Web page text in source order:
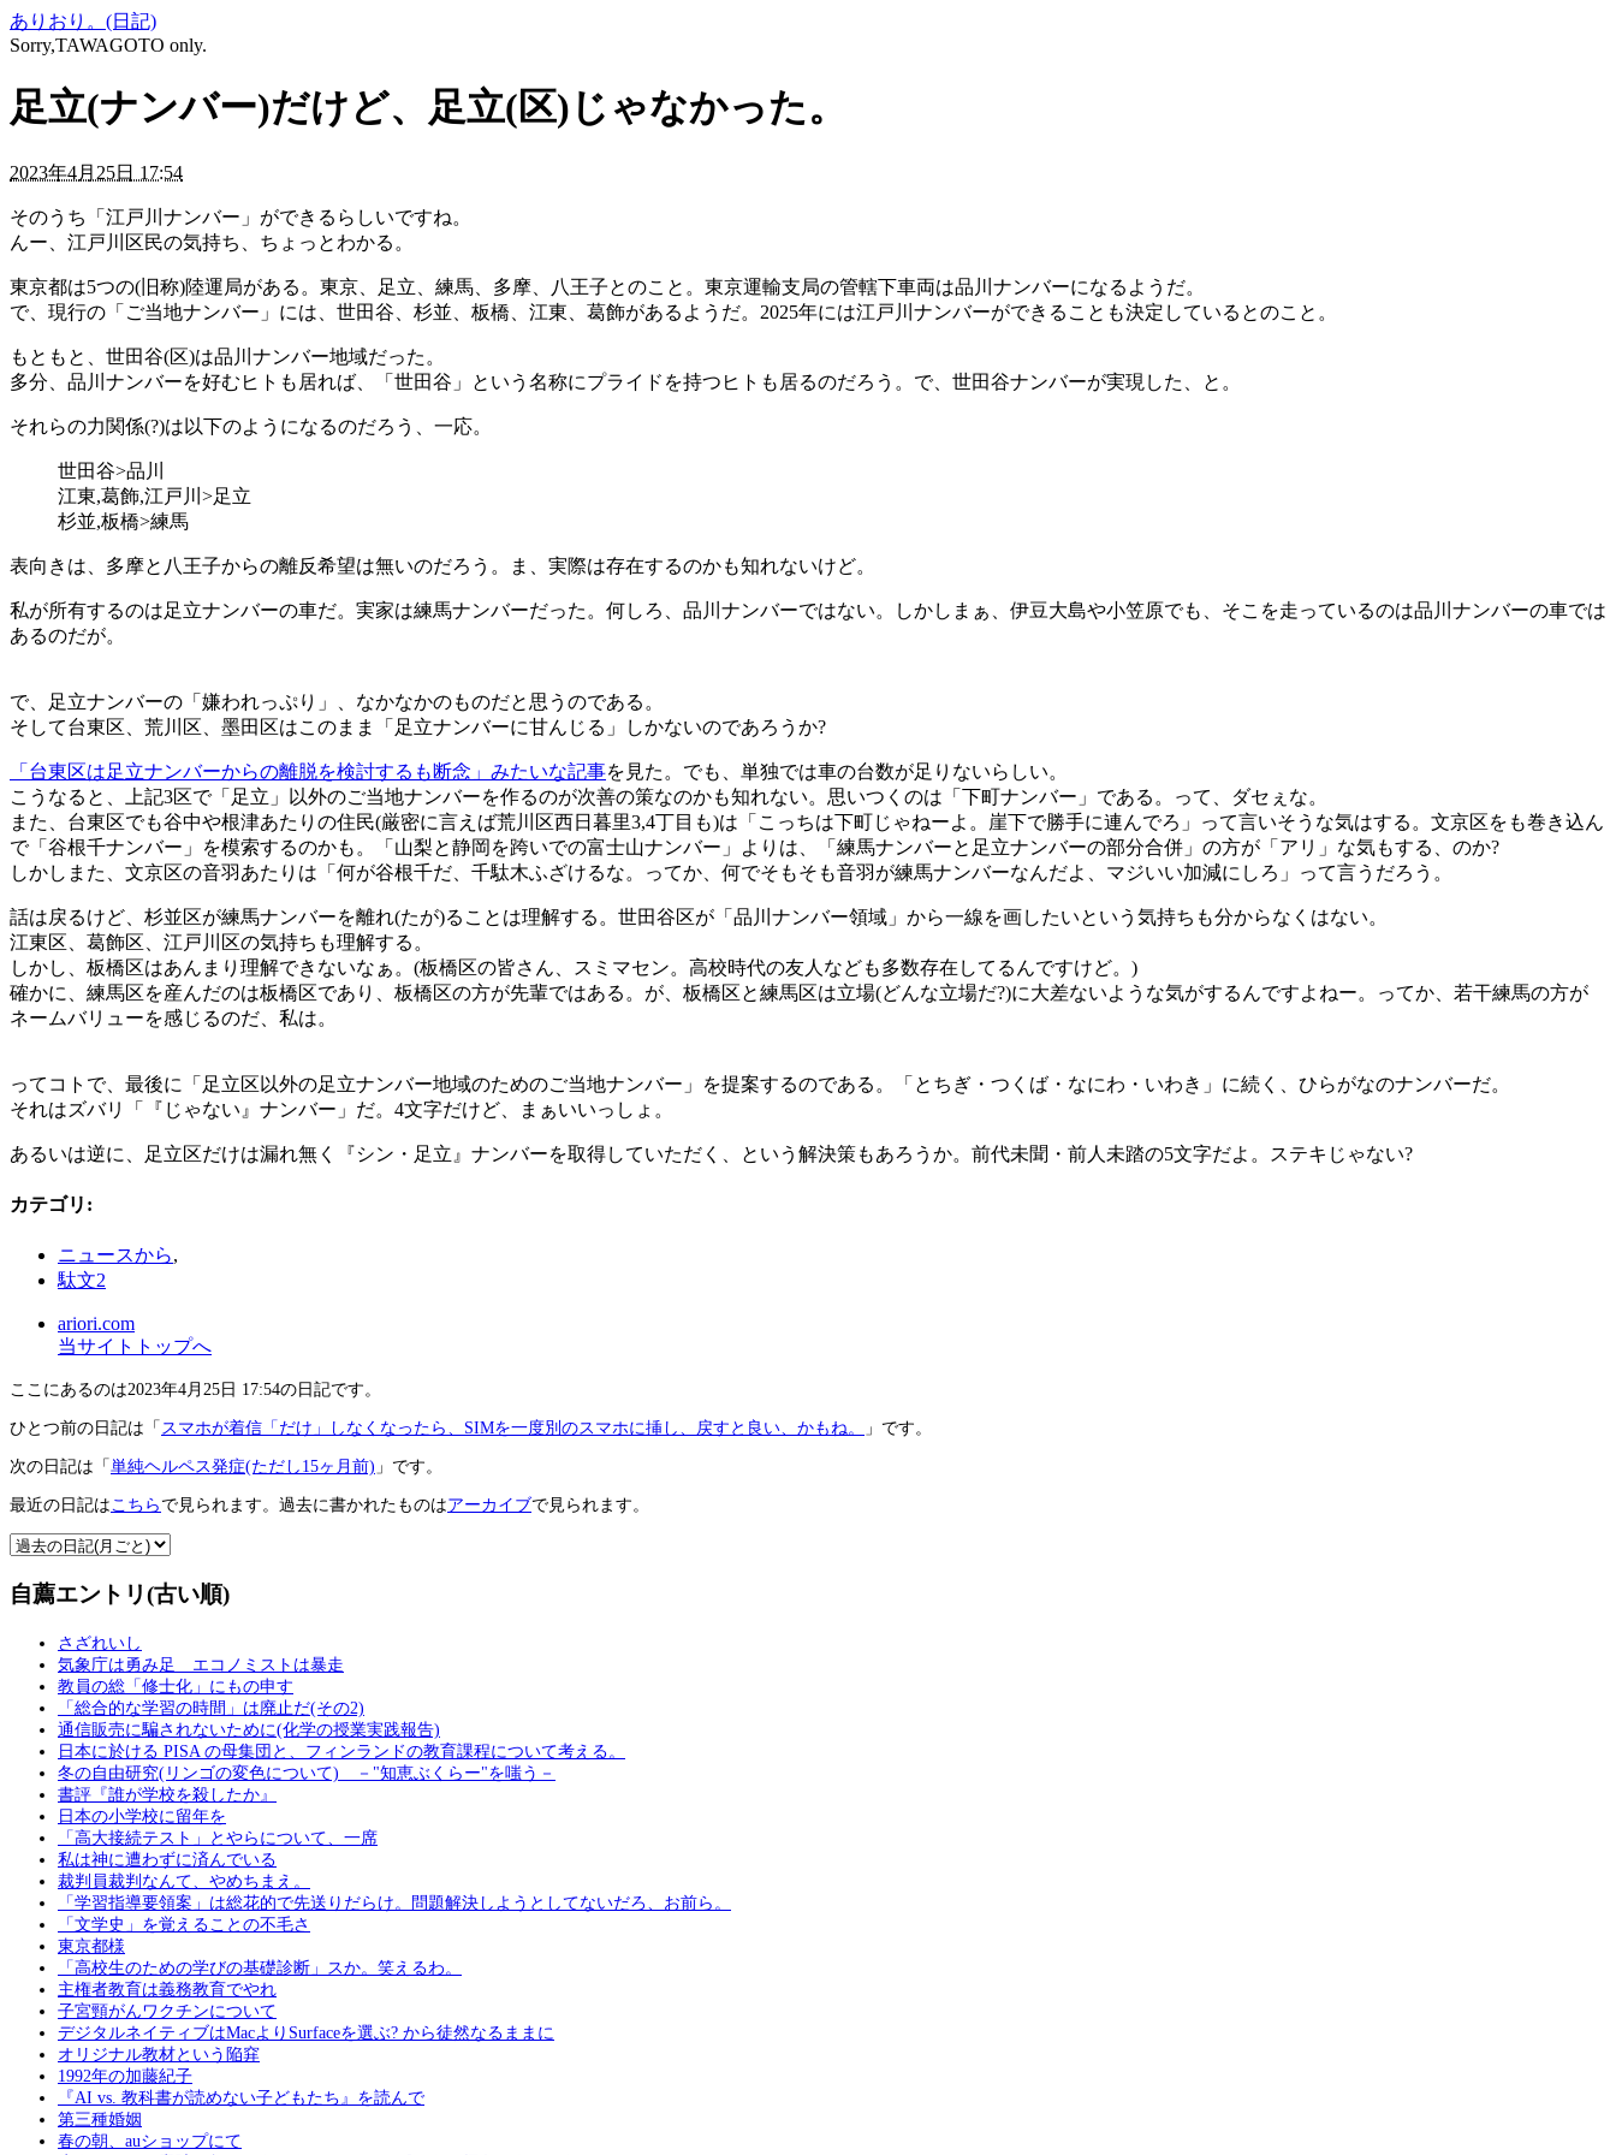
ありおり。(日記)
Sorry,TAWAGOTO only.
足立(ナンバー)だけど、足立(区)じゃなかった。
2023年4月25日 17:54
そのうち「江戸川ナンバー」ができるらしいですね。
んー、江戸川区民の気持ち、ちょっとわかる。
東京都は5つの(旧称)陸運局がある。東京、足立、練馬、多摩、八王子とのこと。東京運輸支局の管轄下車両は品川ナンバーになるようだ。
で、現行の「ご当地ナンバー」には、世田谷、杉並、板橋、江東、葛飾があるようだ。2025年には江戸川ナンバーができることも決定しているとのこと。
もともと、世田谷(区)は品川ナンバー地域だった。
多分、品川ナンバーを好むヒトも居れば、「世田谷」という名称にプライドを持つヒトも居るのだろう。で、世田谷ナンバーが実現した、と。
それらの力関係(?)は以下のようになるのだろう、一応。
世田谷>品川
江東,葛飾,江戸川>足立
杉並,板橋>練馬
表向きは、多摩と八王子からの離反希望は無いのだろう。ま、実際は存在するのかも知れないけど。
私が所有するのは足立ナンバーの車だ。実家は練馬ナンバーだった。何しろ、品川ナンバーではない。しかしまぁ、伊豆大島や小笠原でも、そこを走っているのは品川ナンバーの車では
あるのだが。
で、足立ナンバーの「嫌われっぷり」、なかなかのものだと思うのである。
そして台東区、荒川区、墨田区はこのまま「足立ナンバーに甘んじる」しかないのであろうか?
「台東区は足立ナンバーからの離脱を検討するも断念」みたいな記事を見た。でも、単独では車の台数が足りないらしい。
こうなると、上記3区で「足立」以外のご当地ナンバーを作るのが次善の策なのかも知れない。思いつくのは「下町ナンバー」である。って、ダセぇな。
また、台東区でも谷中や根津あたりの住民(厳密に言えば荒川区西日暮里3,4丁目も)は「こっちは下町じゃねーよ。崖下で勝手に連んでろ」って言いそうな気はする。文京区をも巻き込ん
で「谷根千ナンバー」を模索するのかも。「山梨と静岡を跨いでの富士山ナンバー」よりは、「練馬ナンバーと足立ナンバーの部分合併」の方が「アリ」な気もする、のか?
しかしまた、文京区の音羽あたりは「何が谷根千だ、千駄木ふざけるな。ってか、何でそもそも音羽が練馬ナンバーなんだよ、マジいい加減にしろ」って言うだろう。
話は戻るけど、杉並区が練馬ナンバーを離れ(たが)ることは理解する。世田谷区が「品川ナンバー領域」から一線を画したいという気持ちも分からなくはない。
江東区、葛飾区、江戸川区の気持ちも理解する。
しかし、板橋区はあんまり理解できないなぁ。(板橋区の皆さん、スミマセン。高校時代の友人なども多数存在してるんですけど。)
確かに、練馬区を産んだのは板橋区であり、板橋区の方が先輩ではある。が、板橋区と練馬区は立場(どんな立場だ?)に大差ないような気がするんですよねー。ってか、若干練馬の方が
ネームバリューを感じるのだ、私は。
ってコトで、最後に「足立区以外の足立ナンバー地域のためのご当地ナンバー」を提案するのである。「とちぎ・つくば・なにわ・いわき」に続く、ひらがなのナンバーだ。
それはズバリ「『じゃない』ナンバー」だ。4文字だけど、まぁいいっしょ。
あるいは逆に、足立区だけは漏れ無く『シン・足立』ナンバーを取得していただく、という解決策もあろうか。前代未聞・前人未踏の5文字だよ。ステキじゃない?
カテゴリ :
ニュースから,
駄文2
ariori.com
当サイトトップへ
ここにあるのは2023年4月25日 17:54の日記です。
ひとつ前の日記は「 スマホが着信「だけ」しなくなったら、SIMを一度別のスマホに挿し、戻すと良い、かもね。 」です。
次の日記は「 単純ヘルペス発症(ただし15ヶ月前) 」です。
最近の日記はこちら で見られます。過去に書かれたものはアーカイブで見られます。
自薦エントリ(古い順)
さざれいし
気象庁は勇み足 エコノミストは暴走
教員の総「修士化」にもの申す
「総合的な学習の時間」は廃止だ(その2)
通信販売に騙されないために(化学の授業実践報告)
日本に於ける PISA の母集団と、フィンランドの教育課程について考える。
冬の自由研究(リンゴの変色について) －"知恵ぶくらー"を嗤う－
書評『誰が学校を殺したか』
日本の小学校に留年を
「高大接続テスト」とやらについて、一席
私は神に遭わずに済んでいる
裁判員裁判なんて、やめちまえ。
「学習指導要領案」は総花的で先送りだらけ。問題解決しようとしてないだろ、お前ら。
「文学史」を覚えることの不毛さ
東京都様
「高校生のための学びの基礎診断」スか。笑えるわ。
主権者教育は義務教育でやれ
子宮頸がんワクチンについて
デジタルネイティブはMacよりSurfaceを選ぶ? から徒然なるままに
オリジナル教材という陥穽
1992年の加藤紀子
『AI vs. 教科書が読めない子どもたち』を読んで
第三種婚姻
春の朝、auショップにて